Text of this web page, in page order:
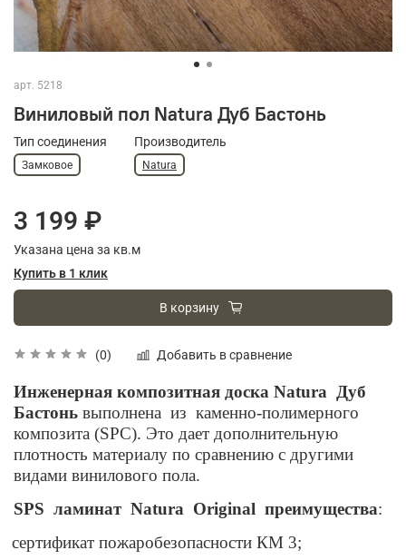
арт. 5218
Виниловый пол Natura Дуб Бастонь
(0) Добавить в сравнение
Тип соединения
Замковое
Производитель
Natura
3 199 ₽
Указана цена за кв.м
Купить в 1 клик
В корзину
Инженерная композитная доска Natura
Дуб
Бастонь выполнена из каменно-полимерного
композита (SPC). Это дает дополнительную
плотность материалу по сравнению с другими
видами винилового пола.
SPS ламинат Natura Original преимущества:
сертификат пожаробезопасности КМ 3;